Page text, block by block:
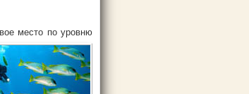
место поуровню